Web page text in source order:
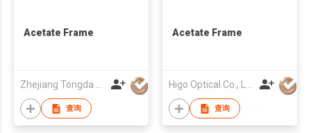
Acetate Frame
查询
Acetate Frame
查询